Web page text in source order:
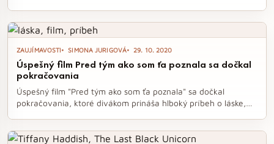
Indie a Bali. Tento motivačný príbeh, ktorý sa stal svetovým
bestsellerom, ukazuje, že aj v najťažších chvíľach je možné
nájsť radosť a naplnenie.
ZAUJÍMAVOSTI SIMONA JURIGOVÁ 29. 10. 2020
Úspešný film Pred tým ako som ťa poznala sa dočkal
pokračovania
Úspešný film "Pred tým ako som ťa poznala" sa dočkal
pokračovania, ktoré divákom prináša hlboký príbeh o láske,
vedú k novým začiatkom a prekvapivým stretnutiam. Ak ste